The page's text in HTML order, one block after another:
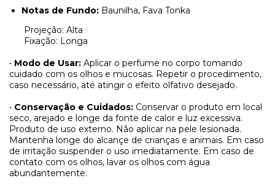
Notas de Fundo: Baunilha, Fava Tonka
Projeção: Alta
Fixação: Longa
• Modo de Usar: Aplicar o perfume no corpo tomando
cuidado com os olhos e mucosas. Repetir o procedimento,
caso necessário, até atingir o efeito olfativo desejado.
• Conservação e Cuidados: Conservar o produto em local
seco, arejado e longe da fonte de calor e luz excessiva.
Produto de uso externo. Não aplicar na pele lesionada.
Mantenha longe do alcançe de crianças e animais. Em caso
de irritação suspender o uso imediatamente. Em caso de
contato com os olhos, lavar os olhos com água
abundantemente.